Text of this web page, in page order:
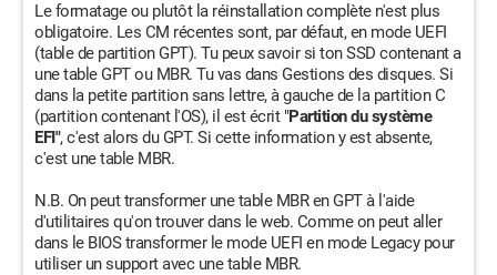
Le formatage ou plutôt la réinstallation complète n'est plus
obligatoire. Les CM récentes sont, par défaut, en mode UEFI
(table de partition GPT). Tu peux savoir si ton SSD contenant a
une table GPT ou MBR. Tu vas dans Gestions des disques. Si
dans la petite partition sans lettre, à gauche de la partition C
(partition contenant l'OS), il est écrit "Partition du système
EFI", c'est alors du GPT. Si cette information y est absente,
c'est une table MBR.
N.B. On peut transformer une table MBR en GPT à l'aide
d'utilitaires qu'on trouver dans le web. Comme on peut aller
dans le BIOS transformer le mode UEFI en mode Legacy pour
utiliser un support avec une table MBR.